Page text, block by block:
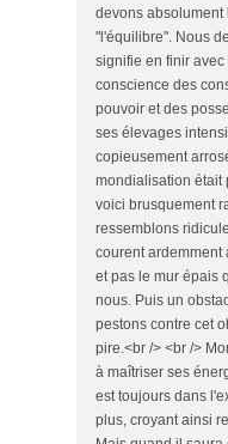
devons absolument
"l'équilibre". Nous
signifie en finir
conscience des
pouvoir et des
ses élevages
copieusement
mondialisation était
voici brusquement
ressemblons
courent ardemment
et pas le mur épais
nous. Puis un
pestons contre cet
pire.<br /> <br />
à maîtriser ses
est toujours dans
plus, croyant ainsi